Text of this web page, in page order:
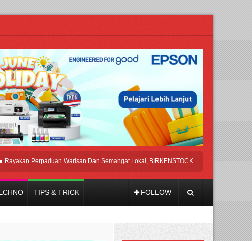
Perpaduan Warisan Dan Semangat Lokal, BIRKENSTOCK INDONESIA Membuka
TIPS & TRICK FOLLOW